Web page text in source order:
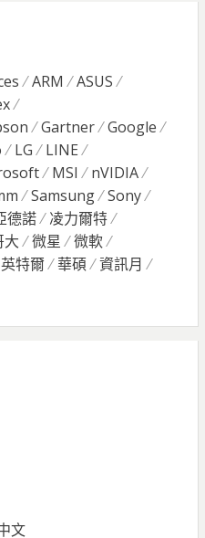
ARM
ASUS
Gartner
Google
LG
LINE
MSI
nVIDIA
Samsung
Sony
德諾
凌力爾特
大 微星
微軟
英特爾 華碩
資訊月
文